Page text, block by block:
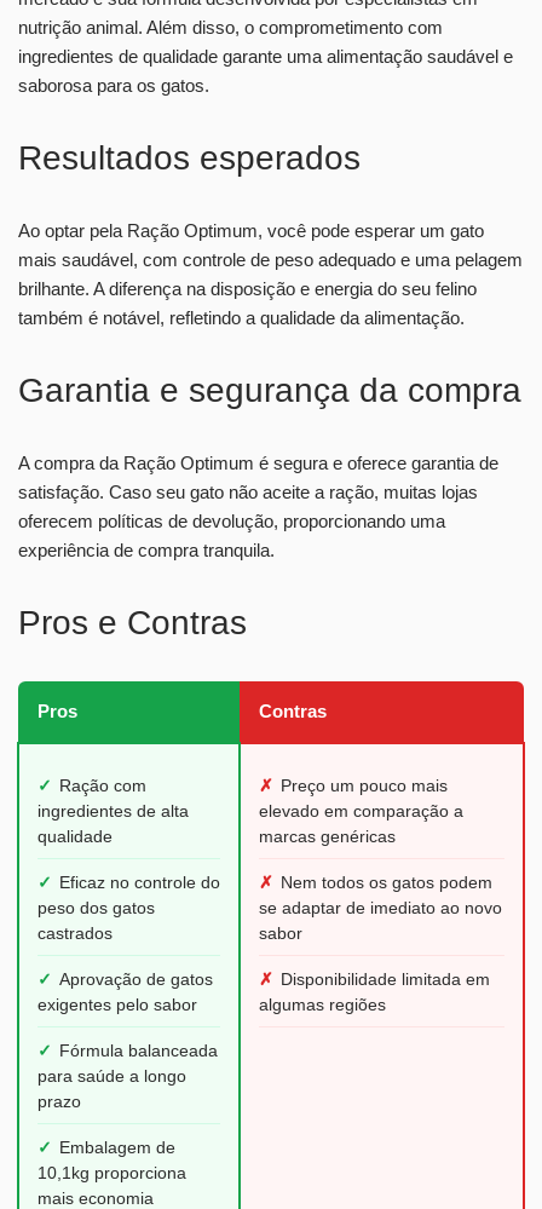
nutrição animal. Além disso, o comprometimento com
ingredientes de qualidade garante uma alimentação saudável e
saborosa para os gatos.
Resultados esperados
Ao optar pela Ração Optimum, você pode esperar um gato
mais saudável, com controle de peso adequado e uma pelagem
brilhante. A diferença na disposição e energia do seu felino
também é notável, refletindo a qualidade da alimentação.
Garantia e segurança da compra
A compra da Ração Optimum é segura e oferece garantia de
satisfação. Caso seu gato não aceite a ração, muitas lojas
oferecem políticas de devolução, proporcionando uma
experiência de compra tranquila.
Pros e Contras
Pros Contras
✓
Ração com
ingredientes de alta
qualidade
✓
Eficaz no controle do
peso dos gatos
castrados
✓ Aprovação de gatos
exigentes pelo sabor
✓
Fórmula balanceada
para saúde a longo
prazo
✓
Embalagem de
10,1kg proporciona
mais economia
✗ Preço um pouco mais
elevado em comparação a
marcas genéricas
✗ Nem todos os gatos podem
se adaptar de imediato ao novo
sabor
✗ Disponibilidade limitada em
algumas regiões